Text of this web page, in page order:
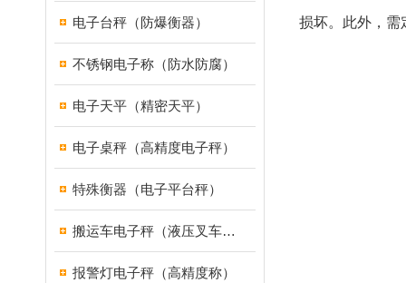
电子台秤（防爆衡器）
不锈钢电子称（防水防腐）
电子天平（精密天平）
电子桌秤（高精度电子秤）
特殊衡器（电子平台秤）
搬运车电子秤（液压叉车电子称）
报警灯电子秤（高精度称）
损坏。此外，需